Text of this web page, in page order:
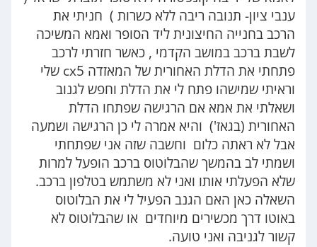
ענבי ציון- תנובה ריבה ללא כשרות ) חניתי את
הרכב בחנייה החיצונית ליד הסופר ואמא המשיכה
לשבת ברכב במושב הקדמי , כאשר חזרתי לרכב
פתחתי את הדלת האחורית של המאזדה cx5 שלי
וראיתי שמישהו פתח לי את הדלת וחפש לגנוב
ושאלתי את אמא אם הרגישה שפתחו הדלת
האחורית (בגאז') והיא אמרה לי כן הרגישה ושמעה
אבל לא ראתה כלום וחשבה שזה אני שפתחתי
ושמתי לב בהמשך שהבלוטוס ברכב הופעל למרות
שלא הפעלתי אותו ואני לא משתמש בטלפון ברכב.
השאלה כאן האם הגנב הפעיל לי את הבלוטוס
באוטו דרך מכשירים מיוחדים או שהבלוטוס לא
קשור לגניבה ואני טועה.